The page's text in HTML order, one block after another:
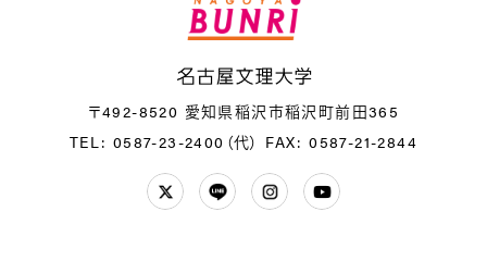
〒492-8520 愛知県稲沢市稲沢町前田365
TEL: 0587-23-2400（代） FAX: 0587-21-2844